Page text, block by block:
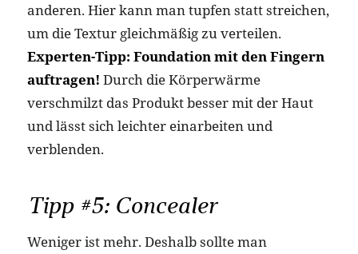
anderen. Hier kann man tupfen statt streichen,
um die Textur gleichmäßig zu verteilen.
Experten-Tipp: Foundation mit den Fingern
auftragen! Durch die Körperwärme
verschmilzt das Produkt besser mit der Haut
und lässt sich leichter einarbeiten und
verblenden.
Tipp #5: Concealer
Weniger ist mehr. Deshalb sollte man